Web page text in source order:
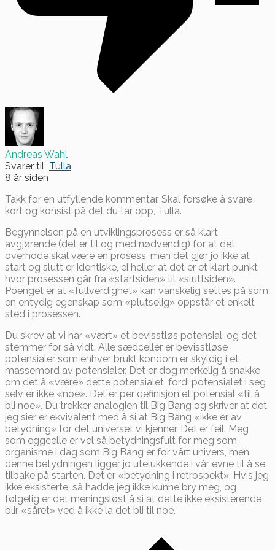
Andreas Wahl
Svarer til Tulla
8 år siden
Takk for en utfyllende kommentar. Skal forsøke å svare
kort og konsist på det du tar opp, Tulla.
Begynnelsen på en utviklingsprosess er så klart
avgjørende (det er til og med nødvendig) for at det
overhode skal være en prosess, men det gjør jo ikke at
start og slutt er identiske, ei heller at det er et klart punkt
hvor prosessen går fra «startsiden» til «sluttsiden».
Poenget er at «fullverdighet» kan vanskelig settes på som
en entydig egenskap som «plutselig» oppstår et enkelt
sted i prosessen.
Du skrev at vi har «vært» et bevisstløs potensial, og det
stemmer for så vidt. Alle sædceller er bevisstløse
potensialer som enhver brukt kondom er skyldig i et
massemord av potensialer. Det er dog merkelig å snakke
om det å «være» dette potensialet, fordi potensialet i seg
selv er ikke «noe». Det er per definisjon et potensial «til å
bli noe». Du trekker analogien til Big Bang og skriver at det
jeg sier er ekvivalent med å si at Big Bang «ikke er av
betydning» for det universet vi kjenner. Det er feil. Meg
som eggcelle er vel så betydningsfult for meg som
organisme i dag som Big Bang er for vårt univers, men
denne betydningen ligger jo utelukkende i vår evne til å se
tilbake på starten. Det er «betydning i retrospekt». Hvis jeg
ikke eksisterte, så hadde jeg ikke kunne bry meg, og
følgelig er det meningsløst å si at dette ikke eksisterende
blir «såret» ved å ikke la det bli til noe.